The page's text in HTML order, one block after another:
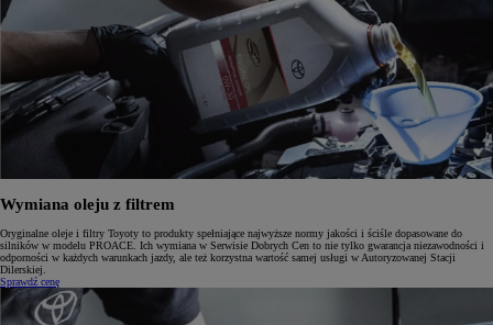
Wymiana oleju z filtrem
Oryginalne oleje i filtry Toyoty to produkty spełniające najwyższe normy jakości i ściśle dopasowane do
silników w modelu PROACE. Ich wymiana w Serwisie Dobrych Cen to nie tylko gwarancja niezawodności i
odporności w każdych warunkach jazdy, ale też korzystna wartość samej usługi w Autoryzowanej Stacji
Dilerskiej.
Sprawdź cenę